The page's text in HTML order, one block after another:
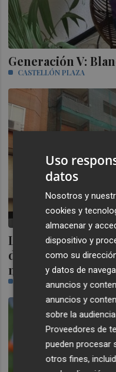
Generación V:
CASTELLÓN PLAZA
La rehabilitación
de Tenerife de
mediados de mayo
CASTELLÓN PLAZA
Uso
datos
Nosotros y
cookies y
almacenar y
dispositivo y
como su
y datos de
anuncios y
anuncios y
sobre la
Proveedores de
pueden procesar
otros fines,